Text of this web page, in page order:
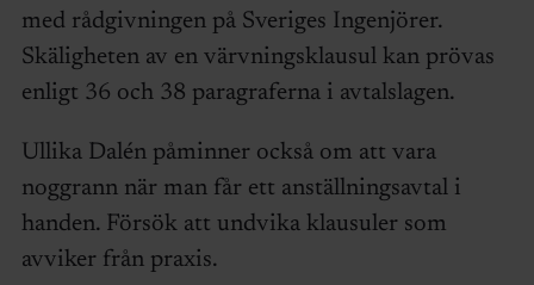
med rådgivningen på Sveriges Ingenjörer.
Skäligheten av en värvningsklausul kan prövas
enligt 36 och 38 paragraferna i avtalslagen.
Ullika Dalén påminner också om att vara
noggrann när man får ett anställningsavtal i
handen. Försök att undvika klausuler som
avviker från praxis.